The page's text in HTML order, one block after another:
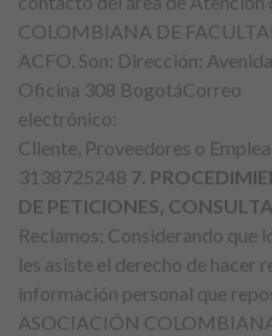
COLOMBIANA DE
ACFO. Son: Dirección:
Oficina 308 BogotáCorreo
electrónico:
Cliente, Proveedores o
3138725248 7.
DE PETICIONES,
Reclamos: Considerando que
les asiste el derecho de hacer
información personal que
ASOCIACIÓN